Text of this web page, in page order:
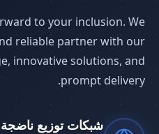
to your inclusion. We
reliable partner with our
innovative solutions, and
prompt delivery.
شبكات توزيع ناضجة